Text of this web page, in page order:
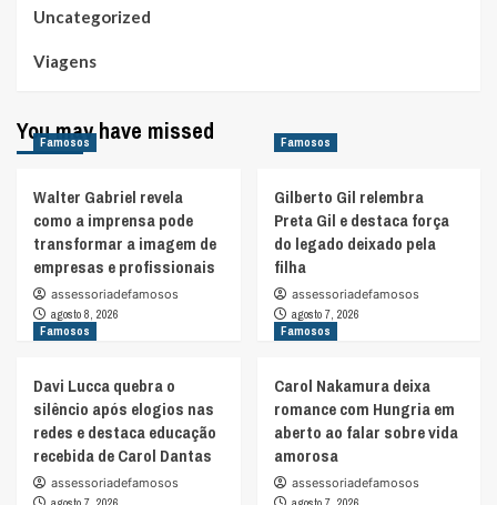
Uncategorized
Viagens
You may have missed
Famosos
Walter Gabriel revela
como a imprensa pode
transformar a imagem de
empresas e profissionais
assessoriadefamosos
agosto 8, 2026
Famosos
Gilberto Gil relembra
Preta Gil e destaca força
do legado deixado pela
filha
assessoriadefamosos
agosto 7, 2026
Famosos
Davi Lucca quebra o
silêncio após elogios nas
redes e destaca educação
recebida de Carol Dantas
assessoriadefamosos
Famosos
Carol Nakamura deixa
romance com Hungria em
aberto ao falar sobre vida
amorosa
assessoriadefamosos